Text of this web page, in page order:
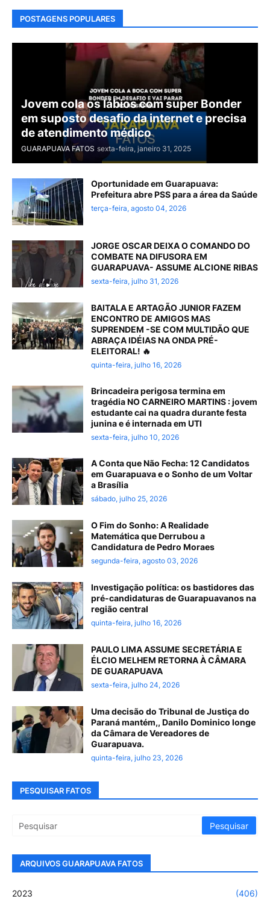
POSTAGENS POPULARES
Jovem cola os lábios com super Bonder
em suposto desafio da internet e precisa
de atendimento médico
GUARAPUAVA FATOS sexta-feira, janeiro 31, 2025
Oportunidade em Guarapuava:
Prefeitura abre PSS para a área da Saúde
terça-feira, agosto 04, 2026
JORGE OSCAR DEIXA O COMANDO DO
COMBATE NA DIFUSORA EM
GUARAPUAVA- ASSUME ALCIONE RIBAS
sexta-feira, julho 31, 2026
BAITALA E ARTAGÃO JUNIOR FAZEM
ENCONTRO DE AMIGOS MAS
SUPRENDEM -SE COM MULTIDÃO QUE
ABRAÇA IDÉIAS NA ONDA PRÉ-
ELEITORAL! 🔥
quinta-feira, julho 16, 2026
Brincadeira perigosa termina em
tragédia NO CARNEIRO MARTINS : jovem
estudante cai na quadra durante festa
junina e é internada em UTI
sexta-feira, julho 10, 2026
A Conta que Não Fecha: 12 Candidatos
em Guarapuava e o Sonho de um Voltar
a Brasília
sábado, julho 25, 2026
O Fim do Sonho: A Realidade
Matemática que Derrubou a
Candidatura de Pedro Moraes
segunda-feira, agosto 03, 2026
Investigação política: os bastidores das
pré-candidaturas de Guarapuavanos na
região central
quinta-feira, julho 16, 2026
PAULO LIMA ASSUME SECRETÁRIA E
ÉLCIO MELHEM RETORNA À CÂMARA
DE GUARAPUAVA
sexta-feira, julho 24, 2026
Uma decisão do Tribunal de Justiça do
Paraná mantém,, Danilo Dominico longe
da Câmara de Vereadores de
Guarapuava.
quinta-feira, julho 23, 2026
PESQUISAR FATOS
ARQUIVOS GUARAPUAVA FATOS
2023 (406)